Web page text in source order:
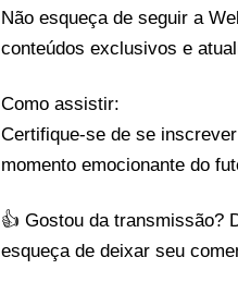
Não esqueça de seguir a
conteúdos exclusivos e
Como assistir:
Certifique-se de se
momento emocionante do
👍 Gostou da transmissão?
esqueça de deixar seu